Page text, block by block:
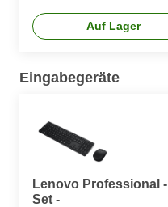
Auf Lager
Eingabegeräte
Lenovo Professional
Set -